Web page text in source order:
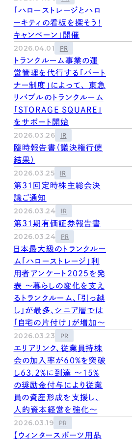
「ハローストレージとハロ
ーキティの看板を探そう！
キャンペーン」開催
2026.04.01 PR
トランクルーム事業の運
営管理を代行する「パート
ナー制度」によって、 東急
リバブルのトランクルーム
「STORAGE SQUARE」
をサポート開始
2026.03.26 IR
臨時報告書（議決権行使
結果）
2026.03.25 IR
第31回定時株主総会決
議ご通知
2026.03.24 IR
第31期有価証券報告書
2026.03.24 PR
日本最大級のトランクルー
ム「ハローストレージ」利
用者アンケート2025を発
表 ～暮らしの変化を支え
るトランクルーム、「引っ越
し」が最多、シニア層では
「自宅の片付け」が増加～
2026.03.23 PR
エリアリンク、従業員持株
会の加入率が60%を突破
し63.2%に到達 ～15%
の奨励金付与により従業
員の資産形成を支援し、
人的資本経営を強化～
2026.03.19 PR
【ウィンタースポーツ用品